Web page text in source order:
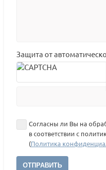
Защита от
Согласны ли Вы на
в соответствии с
(Политика
ОТПРАВИТЬ